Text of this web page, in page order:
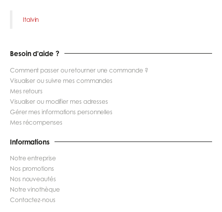
Italvin
Besoin d'aide ?
Comment passer ou retourner une commande ?
Visualiser ou suivre mes commandes
Mes retours
Visualiser ou modifier mes adresses
Gérer mes informations personnelles
Mes récompenses
Informations
Notre entreprise
Nos promotions
Nos nouveautés
Notre vinothèque
Contactez-nous